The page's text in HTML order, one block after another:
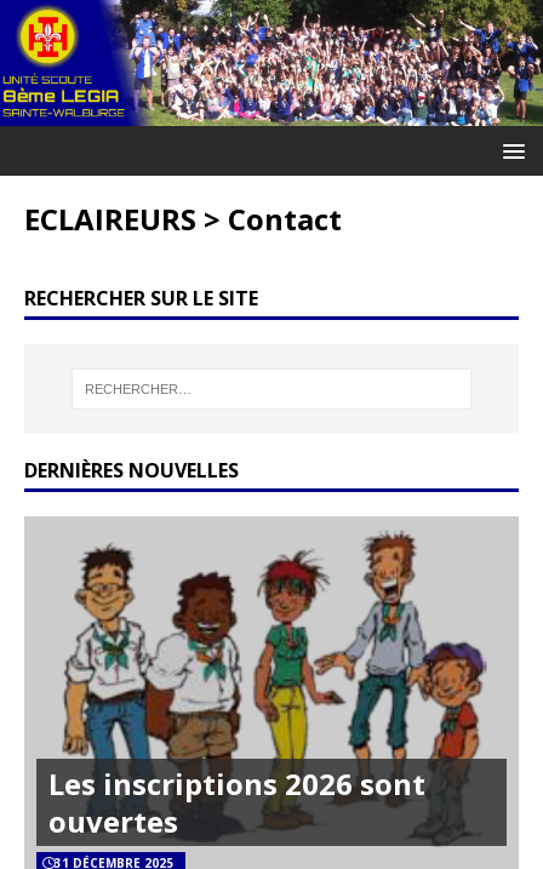
ECLAIREURS > Contact
RECHERCHER SUR LE SITE
DERNIÈRES NOUVELLES
Les inscriptions 2026 sont
ouvertes
31 DÉCEMBRE 2025